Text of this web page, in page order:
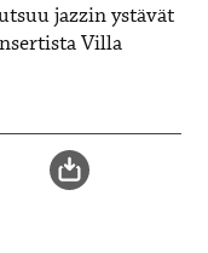
jazzin ystävät
Villa